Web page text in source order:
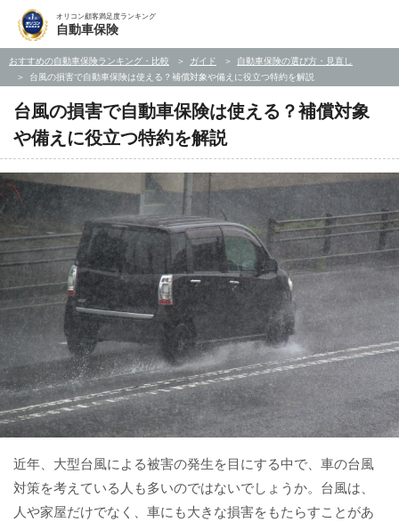
オリコン顧客満足度ランキング
自動車保険
おすすめの自動車保険ランキング・比較 ガイド
自動車保険の選び方・見直し
台風の損害で自動車保険は使える？補償対象や備えに役立つ特約を解説
台風の損害で自動車保険は使える？補償対象
や備えに役立つ特約を解説
近年、大型台風による被害の発生を目にする中で、車の台風
対策を考えている人も多いのではないでしょうか。台風は、
人や家屋だけでなく、車にも大きな損害をもたらすことがあ